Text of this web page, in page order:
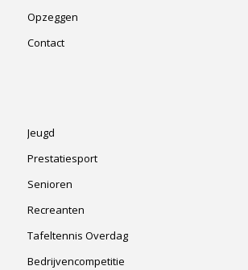
Opzeggen
Contact
Jeugd
Prestatiesport
Senioren
Recreanten
Tafeltennis Overdag
Bedrijvencompetitie